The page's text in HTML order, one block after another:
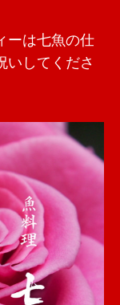
ーは七魚の仕
いしてくださ